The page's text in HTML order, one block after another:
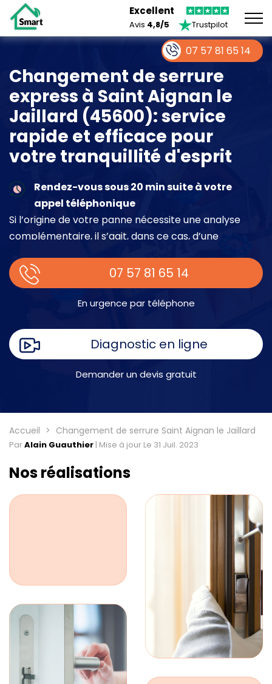
Excellent
Avis 4,8/5 Trustpilot
Changement de serrure
express à Saint Aignan le
Jaillard (45600): service
rapide et efficace pour
votre tranquillité d'esprit
Rendez-vous sous 20 min suite à votre
appel téléphonique
Si l’origine de votre panne nécessite une analyse
complémentaire, il s’agit, dans ce cas, d’une
place.
07 57 81 65 14
En urgence par téléphone
Diagnostic en ligne
Demander un devis gratuit
Accueil Changement de serrure Saint Aignan le Jaillard
ParAlain Guauthier | Mise à jour Le 31 Juil. 2023
Nos réalisations
07 57 81 65 14